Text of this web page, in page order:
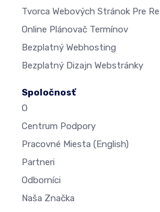
Tvorca Webových Stránok Pre
Online Plánovač Termínov
Bezplatný Webhosting
Bezplatný Dizajn Webstránky
Spoločnosť
O
Centrum Podpory
Pracovné Miesta (English)
Partneri
Odborníci
Naša Značka